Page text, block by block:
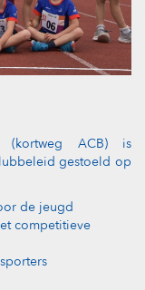
(kortweg ACB) is
gestoeld op
de jeugd
competitieve